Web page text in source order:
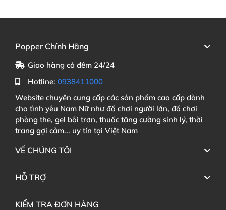
Popper Chính Hãng
Giao hàng cả đêm 24/24
Hotline: 0938411000
Website chuyên cung cấp các sản phẩm cao cấp dành
cho tình yêu Nam Nữ như đồ chơi người lớn, đồ chơi
phòng the, gel bôi trơn, thuốc tăng cường sinh lý, thời
trang gợi cảm... uy tín tại Việt Nam
VỀ CHÚNG TÔI
HỖ TRỢ
KIỂM TRA ĐƠN HÀNG